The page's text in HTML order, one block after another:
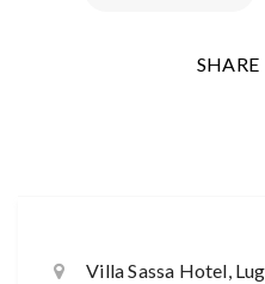
SHARE
Villa Sassa Hotel,